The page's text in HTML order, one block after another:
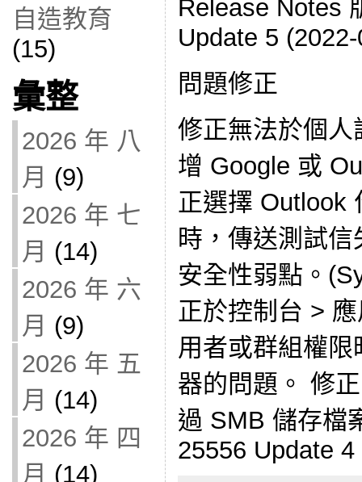
自造教育
(15)
彙整
2026 年 八
月 (9)
2026 年 七
月 (14)
2026 年 六
月 (9)
2026 年 五
月 (14)
2026 年 四
月 (14)
Release Notes
Update 5
問題修正
修正無法於個
增 Google 或
正選擇 Outlook
時，傳送測試
安全性弱點。
正於控制台 >
用者或群組權
器的問題。 修
過 SMB 儲存檔
25556 Update